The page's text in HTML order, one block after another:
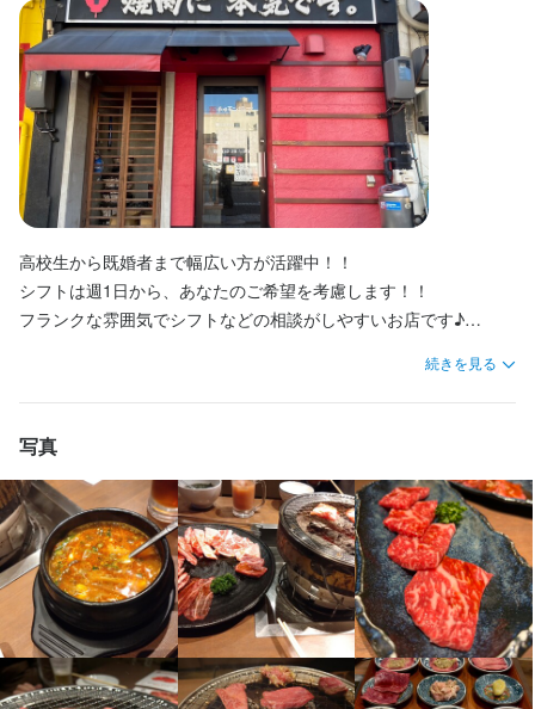
高校生から既婚者まで幅広い方が活躍中！！
シフトは週1日から、あなたのご希望を考慮します！！
フランクな雰囲気でシフトなどの相談がしやすいお店です♪
サービス優先の当店では、スタッフの人数がギリギリの状況は作
らないようにしています。
そのため「接客に余裕を持って取り組める」「良いお手本となる
先輩が身近にいてくれるので、仕事を覚えやすい」などメリット
が盛りだくさん♪
その他にも、チームワークが良くなり、協調性やコミュニケーシ
ョン能力が身に付く、などなど、社会勉強にもピッタリ！！
また未経験の方には、沢山の仲間と一緒に働けるので、すごく心
強いと思います(^^)
■まずは短期お試しOK！！
続きを見る
写真
休日・休暇
シフト制／毎月の自己申告制（自由度高め♪）
☆☆安心して働ける環境です☆☆
社員がしっかりサポートするので、急な休みなどの対応も可能!!
土日祝のみ勤務OK
待遇
賄いあり
労災保険あり
車通勤可
まかない・食事補助あり 制服貸与 社員登用制度あり
車通勤OK
バイク通勤OK
特徴
学歴不問 未経験者歓迎 フリーター歓迎 大学生歓迎 高校生歓迎
留学生歓迎
主婦・主夫歓迎
シニア・ミドル活躍中 女性活躍中 ブランクOK
店舗内の清掃　など
☆☆お仕事のPOINT☆☆
基本は笑顔で元気に挨拶できればOKです！！
覚えやすい作業がメインなのでとっても簡単♪
この仕事のおすすめポイント
高校生から既婚者まで幅広い方が活躍中！！
シフトは週1日から、あなたのご希望を考慮します！！
フランクな雰囲気でシフトなどの相談がしやすいお店です♪
サービス優先の当店では、スタッフの人数がギリギリの状況は作
らないようにしています。
そのため「接客に余裕を持って取り組める」「良いお手本となる
先輩が身近にいてくれるので、仕事を覚えやすい」などメリット
が盛りだくさん♪
その他にも、チームワークが良くなり、協調性やコミュニケーシ
ョン能力が身に付く、などなど、社会勉強にもピッタリ！！
また未経験の方には、沢山の仲間と一緒に働けるので、すごく心
強いと思います(^^)
■まずは短期お試しOK！！
賄いあり
昇給あり
雇用保険あり
労災保険あり
制服貸与
車通勤可
まかない・食事補助あり 制服貸与 社員登用制度あり
車通勤OK
バイク通勤OK
特徴
学歴不問 未経験者歓迎 フリーター歓迎 大学生歓迎 高校生歓迎
留学生歓迎
盛り付け
調理補助
店舗内の清掃　など
☆☆お仕事のPOINT☆☆
基本は笑顔で元気に挨拶できればOKです！！
覚えやすい作業がメインなのでとっても簡単♪